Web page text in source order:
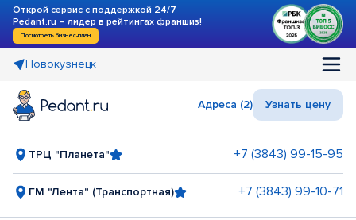
Открой сервис с поддержкой 24/7
Pedant.ru – лидер в рейтингах франшиз!
Посмотреть бизнес-план
Новокузнецк
Адреса (2) Узнать цену
ТРЦ "Планета" +7 (3843) 99-15-95
ГМ "Лента" (Транспортная) +7 (3843) 99-10-71